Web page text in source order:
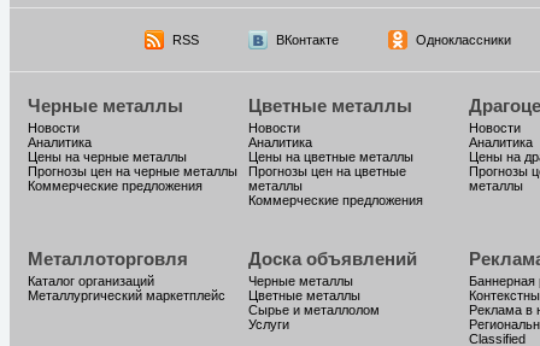
RSS ВКонтакте Одноклассники
Черные металлы
Новости
Аналитика
Цены на черные металлы
Прогнозы цен на черные металлы
Коммерческие предложения
Цветные металлы
Новости
Аналитика
Цены на цветные металлы
Прогнозы цен на цветные
металлы
Коммерческие предложения
Новости
Аналитика
Цены на
Прогнозы
металлы
Металлоторговля
Каталог организаций
Металлургический маркетплейс
Доска объявлений
Черные металлы
Цветные металлы
Сырье и металлолом
Услуги
Баннерная
Реклама в
Classified